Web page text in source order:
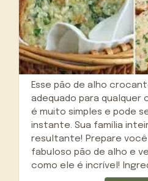
Esse pão de alho
adequado para qualquer
é muito simples e pode
instante. Sua família
resultante! Prepare você
fabuloso pão de alho e
como ele é incrível!